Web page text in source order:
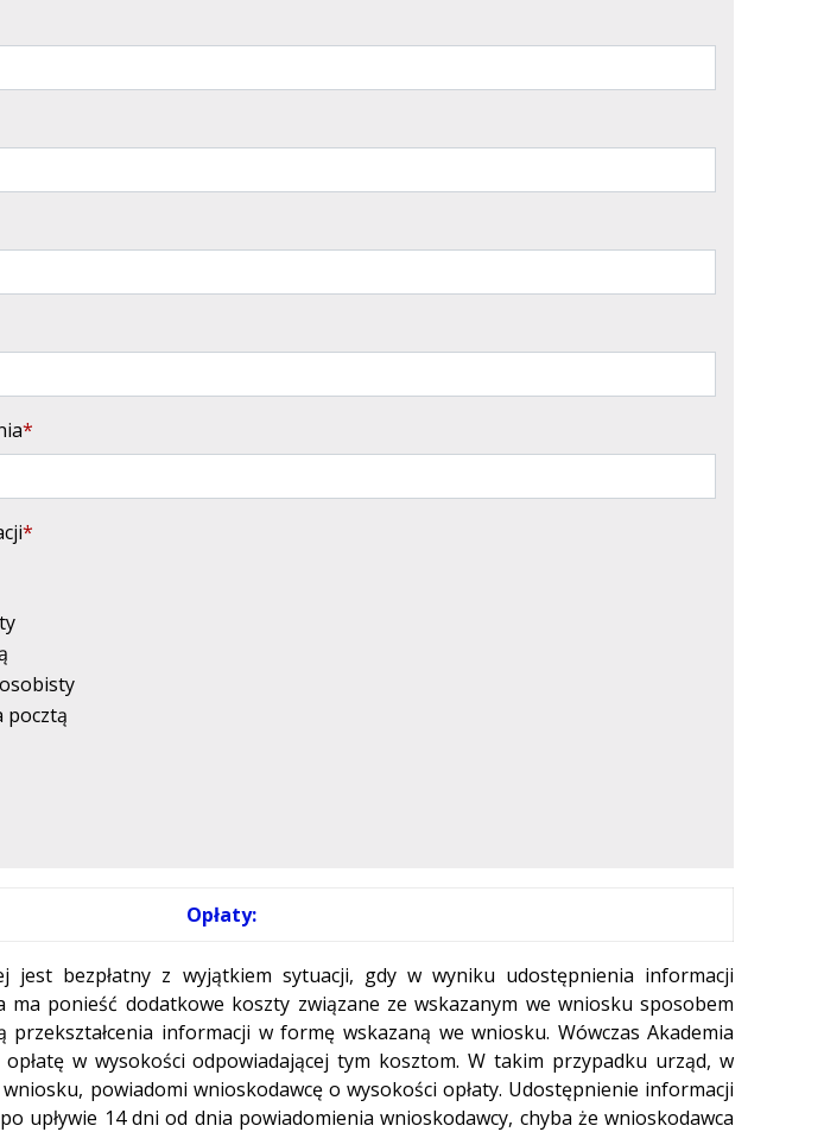
pocztą
Opłaty:
jest bezpłatny z wyjątkiem sytuacji, gdy w wyniku udostępnienia informacji
ma ponieść dodatkowe koszty związane ze wskazanym we wniosku sposobem
informacji w formę wskazaną we wniosku. Wówczas Akademia
w wysokości odpowiadającej tym kosztom. W takim przypadku urząd, w
powiadomi wnioskodawcę o wysokości opłaty. Udostępnienie informacji
upływie 14 dni od dnia powiadomienia wnioskodawcy, chyba że wnioskodawca